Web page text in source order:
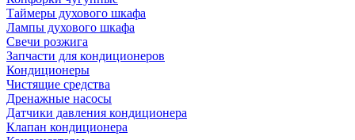
Таймеры духового шкафа
Лампы духового шкафа
Свечи розжига
Запчасти для кондиционеров
Кондиционеры
Чистящие средства
Дренажные насосы
Датчики давления кондиционера
Клапан кондиционера